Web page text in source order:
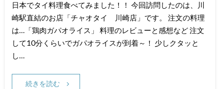
日本でタイ料理食べてみました！！ 今回訪問したのは、川
崎駅直結のお店「チャオタイ 川崎店」です。 注文の料理
は…「鶏肉ガパオライス」 料理のレビューと感想など 注文
して10分くらいでガパオライスが到着～！ 少しクタッと
し…
続きを読む